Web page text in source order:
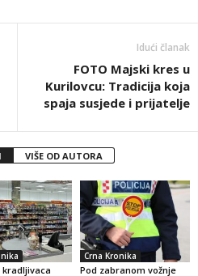
Idući članak
FOTO Majski kres u
Kurilovcu: Tradicija koja
spaja susjede i prijatelje
VIŠE OD AUTORA
kradljivaca
Crna Kronika
Pod zabranom vožnje